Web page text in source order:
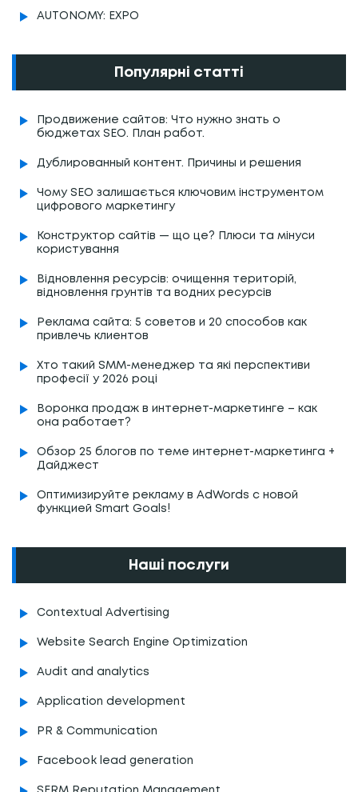
AUTONOMY: EXPO
Популярні статті
Продвижение сайтов: Что нужно знать о
бюджетах SEO. План работ.
Дублированный контент. Причины и решения
Чому SEO залишається ключовим інструментом
цифрового маркетингу
Конструктор сайтів — що це? Плюси та мінуси
користування
Відновлення ресурсів: очищення територій,
відновлення грунтів та водних ресурсів
Реклама сайта: 5 советов и 20 способов как
привлечь клиентов
Хто такий SMM-менеджер та які перспективи
професії у 2026 році
Воронка продаж в интернет-маркетинге – как
она работает?
Обзор 25 блогов по теме интернет-маркетинга +
Дайджест
Оптимизируйте рекламу в AdWords с новой
функцией Smart Goals!
Наші послуги
Contextual Advertising
Website Search Engine Optimization
Audit and analytics
Application development
PR & Communication
Facebook lead generation
SERM Reputation Management